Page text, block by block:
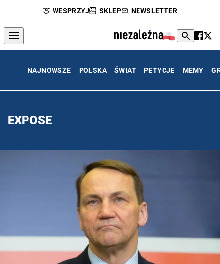
WESPRZYJ SKLEP NEWSLETTER
NAJNOWSZE POLSKA ŚWIAT PETYCJE MEMY
EXPOSE